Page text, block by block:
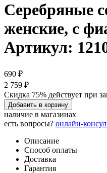
Серебряные
женские, с
Артикул:
690 ₽
2 759 ₽
Скидка 75% действует при
Добавить в корзину
наличие в магазинах
есть вопросы? онлайн-
Описание
Способ оплаты
Доставка
Гарантия